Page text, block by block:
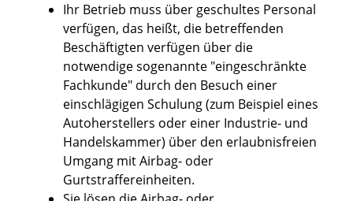
Ihr Betrieb muss über geschultes Personal
verfügen, das heißt, die betreffenden
Beschäftigten verfügen über die
notwendige sogenannte "eingeschränkte
Fachkunde" durch den Besuch einer
einschlägigen Schulung (zum Beispiel eines
Autoherstellers oder einer Industrie- und
Handelskammer) über den erlaubnisfreien
Umgang mit Airbag- oder
Gurtstraffereinheiten.